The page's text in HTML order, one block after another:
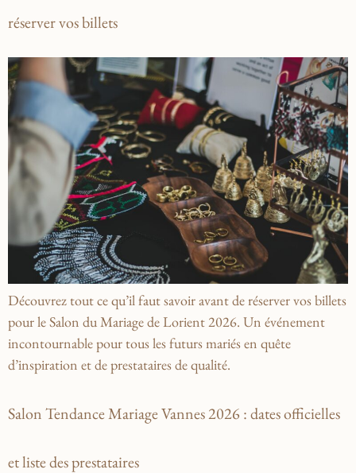
réserver vos billets
Découvrez tout ce qu’il faut savoir avant de réserver vos billets
pour le Salon du Mariage de Lorient 2026. Un événement
incontournable pour tous les futurs mariés en quête
d’inspiration et de prestataires de qualité.
Salon Tendance Mariage Vannes 2026 : dates officielles
et liste des prestataires